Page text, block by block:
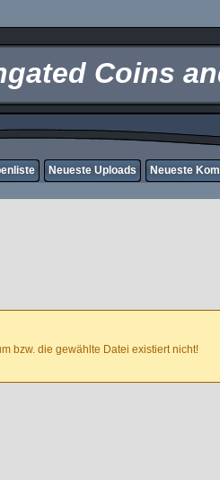
Coins
Neueste Uploads Neueste
bzw. die gewählte Datei existiert nicht!